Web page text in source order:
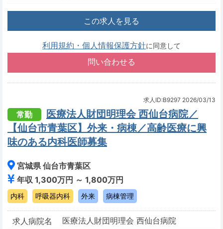
この求人を見る
利用規約・個人情報保護方針に同意して
求人ID:B9297 2026/03/13
常勤
医療法人財団明理会 西仙台病院／
【仙台市青葉区】外来・病棟／高齢医療に興
味のある内科医師募集
宮城県 仙台市青葉区
年収 1,300万円 ～ 1,800万円
内科 呼吸器内科 外来 病棟管理
求人病院名
医療法人財団明理会 西仙台病院